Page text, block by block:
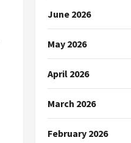
June 2026
May 2026
April 2026
March 2026
February 2026